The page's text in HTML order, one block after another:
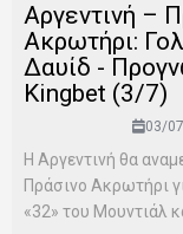
Αργεντινή –
Ακρωτήρι:
Δαυίδ -
Kingbet (3/7)
03/
Η Αργεντινή θα
Πράσινο Ακρωτήρι
«32» του Μουντιάλ